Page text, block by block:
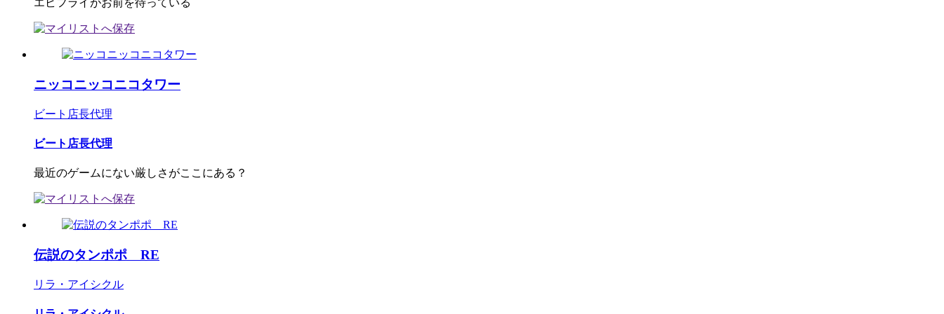
エビフライがお前を待っている
ニッコニッコニコタワー
ビート店長代理
ビート店長代理
最近のゲームにない厳しさがここにある？
伝説のタンポポ RE
リラ・アイシクル